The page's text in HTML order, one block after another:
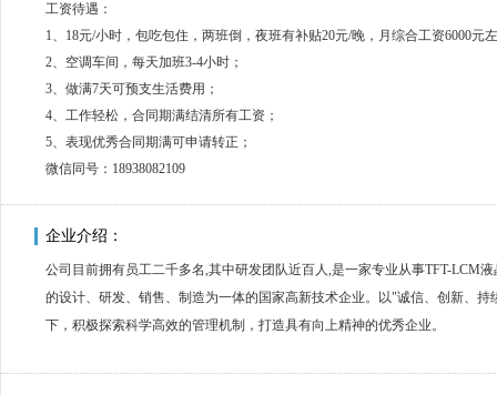
工资待遇：
1、18元/小时，包吃包住，两班倒，夜班有补贴20元/晚，月综合工资6000元
2、空调车间，每天加班3-4小时；
3、做满7天可预支生活费用；
4、工作轻松，合同期满结清所有工资；
5、表现优秀合同期满可申请转正；
微信同号：18938082109
企业介绍：
公司目前拥有员工二千多名,其中研发团队近百人,是一家专业从事TFT-LCM
的设计、研发、销售、制造为一体的国家高新技术企业。以"诚信、创新、
下，积极探索科学高效的管理机制，打造具有向上精神的优秀企业。